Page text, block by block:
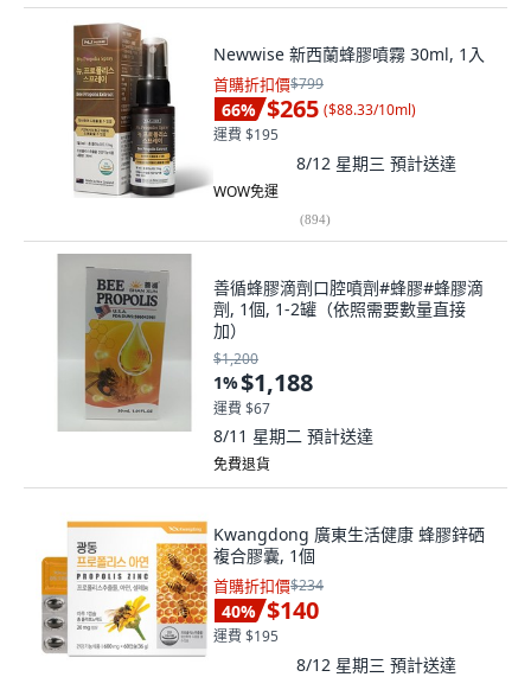
Newwise 新西蘭蜂膠噴霧 30ml, 1入
首購折扣價$799
66% $265 ($88.33/10ml)
運費 $195
8/12 星期三 預計送達
WOW免運
(894)
善循蜂膠滴劑口腔噴劑#蜂膠#蜂膠滴
劑, 1個, 1-2罐（依照需要數量直接
加）
$1,200
1%$1,188
運費 $67
8/11 星期二 預計送達
免費退貨
Kwangdong 廣東生活健康 蜂膠鋅硒
複合膠囊, 1個
首購折扣價$234
40% $140
運費 $195
8/12 星期三 預計送達